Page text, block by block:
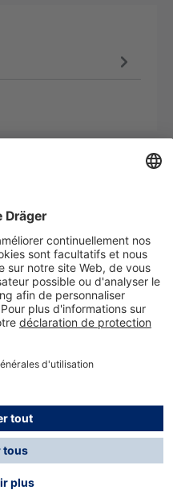
ne sont pas inclus
contraire. Des frais